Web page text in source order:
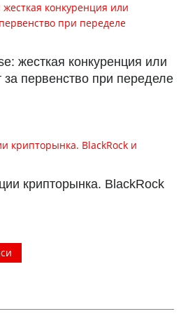
жесткая конкуренция или
первенство при переделе
крипторынка. BlackRock